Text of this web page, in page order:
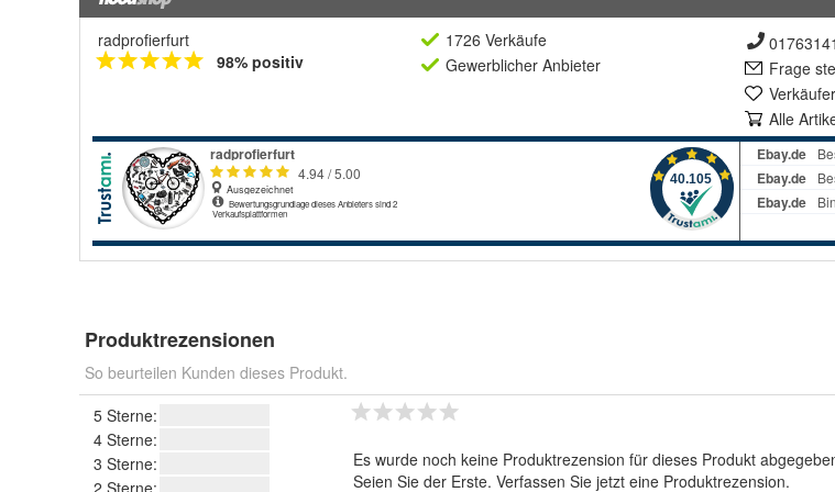
radprofierfurt
98% positiv
1726 Verkäufe
Gewerblicher Anbieter
Frage
Alle
Produktrezensionen
So beurteilen Kunden dieses Produkt.
5 Sterne:
4 Sterne:
3 Sterne:
2 Sterne:
Es wurde noch keine Produktrezension für dieses Produkt
Seien Sie der Erste. Verfassen Sie jetzt eine Produktrezension.